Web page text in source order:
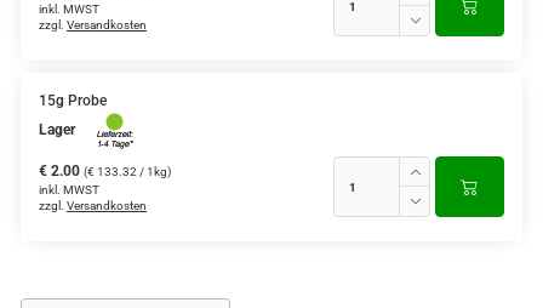
inkl. MWST
zzgl. Versandkosten
15g Probe
Lager
€ 2.00 (€ 133.32 / 1kg)
inkl. MWST
zzgl. Versandkosten